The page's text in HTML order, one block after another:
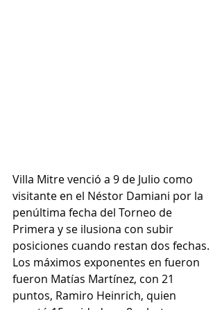
Villa Mitre venció a 9 de Julio como
visitante en el Néstor Damiani por la
penúltima fecha del Torneo de
Primera y se ilusiona con subir
posiciones cuando restan dos fechas.
Los máximos exponentes en fueron
fueron Matías Martínez, con 21
puntos, Ramiro Heinrich, quien